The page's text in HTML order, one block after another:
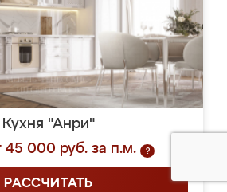
Кухня "Анри"
45 000 руб. за п.м.
?
РАССЧИТАТЬ